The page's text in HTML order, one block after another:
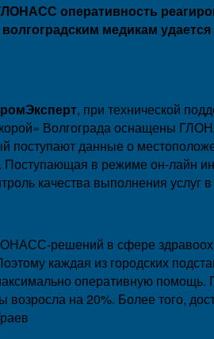
оперативность
медикам
, при технической
Волгограда оснащены
поступают данные о
в режиме он-лайн
качества выполнения услуг
решений в сфере
каждая из городских
оперативную помощь.
возросла на 20%. Более того,